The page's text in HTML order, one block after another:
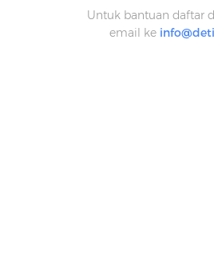
Untuk bantuan daftar
email ke